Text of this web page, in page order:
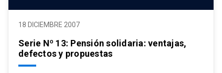
18 DICIEMBRE 2007
Serie Nº 13: Pensión solidaria: ventajas,
defectos y propuestas